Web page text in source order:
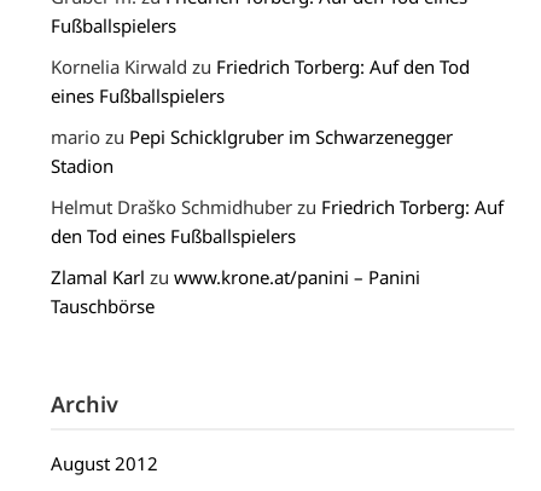
Fußballspielers
Kornelia Kirwald zu Friedrich Torberg: Auf den Tod
eines Fußballspielers
mario zu Pepi Schicklgruber im Schwarzenegger
Stadion
Helmut Draško Schmidhuber zu Friedrich Torberg: Auf
den Tod eines Fußballspielers
Zlamal Karl zuwww.krone.at/panini – Panini
Tauschbörse
Archiv
August 2012